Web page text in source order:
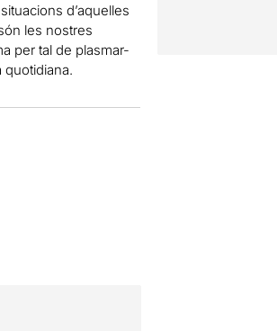
d’aquelles
les nostres
per tal de plasmar-
quotidiana.